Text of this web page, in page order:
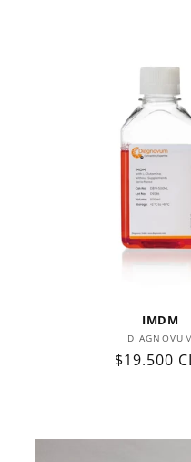
IMDM
DIAGNOVUM
Precio
$19.500